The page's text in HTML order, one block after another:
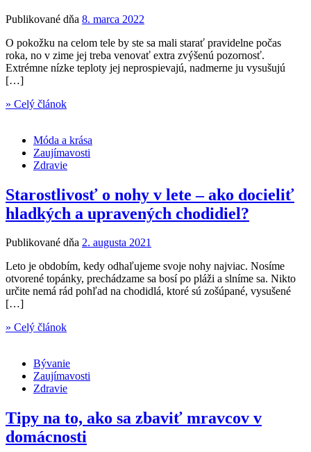
Publikované dňa 8. marca 2022
O pokožku na celom tele by ste sa mali starať pravidelne počas
roka, no v zime jej treba venovať extra zvýšenú pozornosť.
Extrémne nízke teploty jej neprospievajú, nadmerne ju vysušujú
[…]
» Celý článok
Móda a krása
Zaujímavosti
Zdravie
Starostlivosť o nohy v lete – ako docieliť
hladkých a upravených chodidiel?
Publikované dňa 2. augusta 2021
Leto je obdobím, kedy odhaľujeme svoje nohy najviac. Nosíme
otvorené topánky, prechádzame sa bosí po pláži a slníme sa. Nikto
určite nemá rád pohľad na chodidlá, ktoré sú zošúpané, vysušené
[…]
» Celý článok
Bývanie
Zaujímavosti
Zdravie
Tipy na to, ako sa zbaviť mravcov v
domácnosti